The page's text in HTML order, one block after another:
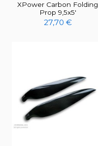
XPower Carbon Folding
Prop 9,5x5'
27,70 €